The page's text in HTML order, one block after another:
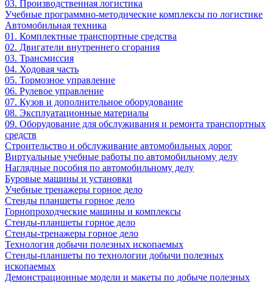
03. Производственная логистика
Учебные программно-методические комплексы по логистике
Автомобильная техника
01. Комплектные транспортные средства
02. Двигатели внутреннего сгорания
03. Трансмиссия
04. Ходовая часть
05. Тормозное управление
06. Рулевое управление
07. Кузов и дополнительное оборудование
08. Эксплуатационные материалы
09. Оборудование для обслуживания и ремонта транспортных
средств
Строительство и обслуживание автомобильных дорог
Виртуальные учебные работы по автомобильному делу
Наглядные пособия по автомобильному делу
Буровые машины и установки
Учебные тренажеры горное дело
Стенды планшеты горное дело
Горнопроходческие машины и комплексы
Стенды-планшеты горное дело
Стенды-тренажеры горное дело
Технология добычи полезных ископаемых
Стенды-планшеты по технологии добычи полезных
ископаемых
Демонстрационные модели и макеты по добыче полезных